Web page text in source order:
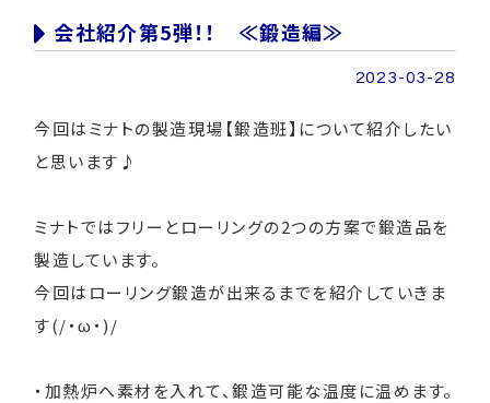
会社紹介第5弾！！ ≪鍛造編≫
2023-03-28
今回はミナトの製造現場【鍛造班】について紹介したい
と思います♪
ミナトではフリーとローリングの2つの方案で鍛造品を
製造しています。
今回はローリング鍛造が出来るまでを紹介していきま
す(/・ω・)/
・加熱炉へ素材を入れて、鍛造可能な温度に温めます。